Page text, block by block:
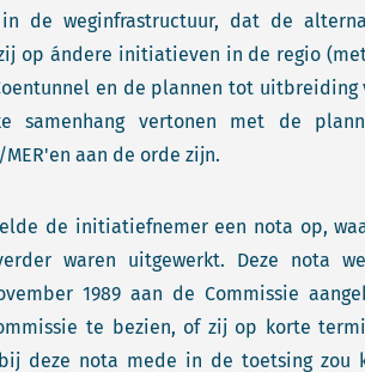
de weginfrastructuur, dat de
op ándere initiatieven in de regio
en de plannen tot uitbreiding
samenhang vertonen met de
aan de orde zijn.
de initiatiefnemer een nota op,
waren uitgewerkt. Deze nota
1989 aan de Commissie
te bezien, of zij op korte
deze nota mede in de toetsing zou